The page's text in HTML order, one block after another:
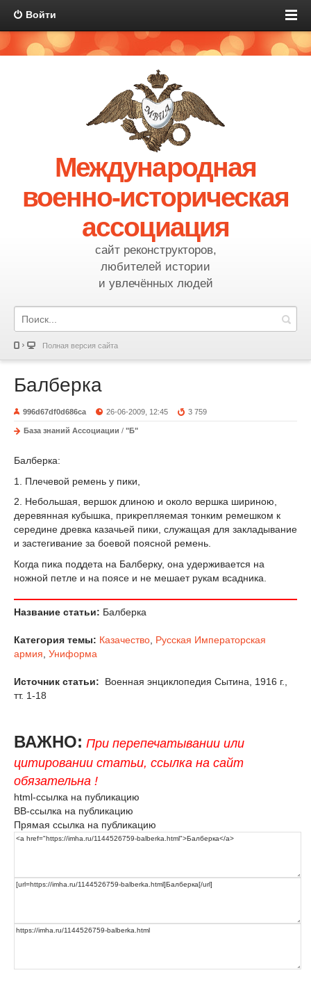
Войти
Международная
военно-историческая
ассоциация
сайт реконструкторов,
любителей истории
и увлечённых людей
Полная версия сайта
Балберка
996d67df0d686ca 26-06-2009, 12:45 3 759
База знаний Ассоциации / "Б"
Балберка:
1. Плечевой ремень у пики,
2. Небольшая, вершок длиною и около вершка шириною,
деревянная кубышка, прикрепляемая тонким ремешком к
середине древка казачьей пики, служащая для закладывание
и застегивание за боевой поясной ремень.
Когда пика поддета на Балберку, она удерживается на
ножной петле и на поясе и не мешает рукам всадника.
Название статьи: Балберка
Категория темы: Казачество Русская Императорская
армия Униформа
Источник статьи:
Военная энциклопедия Сытина, 1916 г.,
тт. 1-18
ВАЖНО: При перепечатывании или
цитировании статьи, ссылка на сайт
обязательна !
html-ссылка на публикацию
BB-ссылка на публикацию
Прямая ссылка на публикацию